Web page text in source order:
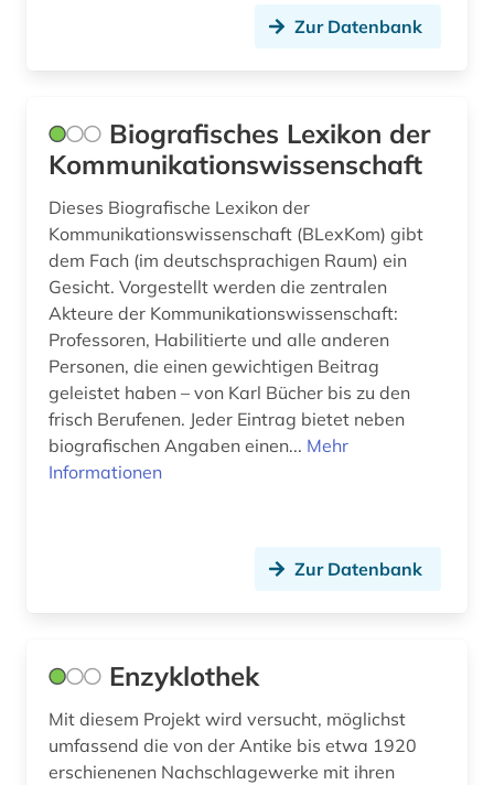
Zur Datenbank
Biografisches Lexikon der
Kommunikationswissenschaft
Dieses Biografische Lexikon der
Kommunikationswissenschaft (BLexKom) gibt
dem Fach (im deutschsprachigen Raum) ein
Gesicht. Vorgestellt werden die zentralen
Akteure der Kommunikationswissenschaft:
Professoren, Habilitierte und alle anderen
Personen, die einen gewichtigen Beitrag
geleistet haben – von Karl Bücher bis zu den
frisch Berufenen. Jeder Eintrag bietet neben
biografischen Angaben einen... Mehr
Informationen
Zur Datenbank
Enzyklothek
Mit diesem Projekt wird versucht, möglichst
umfassend die von der Antike bis etwa 1920
erschienenen Nachschlagewerke mit ihren